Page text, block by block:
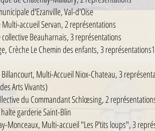
d'Ezanville, Val-d'Oise
accueil Servan, 2 représentations
Beauharnais, 3 représentations
Crèche Le Chemin des enfants, 3 représentations
Multi-Accueil Niox-Chateau, 3
Arts Vivants)
du Commandant Schlœsing, 2
garderie Saint-Blin
Monceaux, Multi-accueil "Les P'tits loups", 3